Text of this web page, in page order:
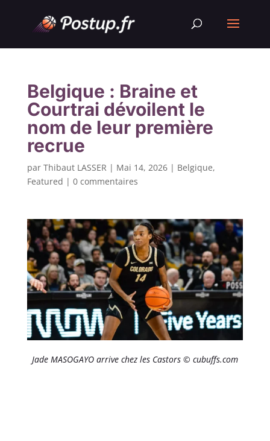
Belgique : Braine et
Courtrai dévoilent le
nom de leur première
recrue
par Thibaut LASSER | Mai 14, 2026| Belgique,
Featured | 0 commentaires
Jade MASOGAYO arrive chez les Castors © cubuffs.com